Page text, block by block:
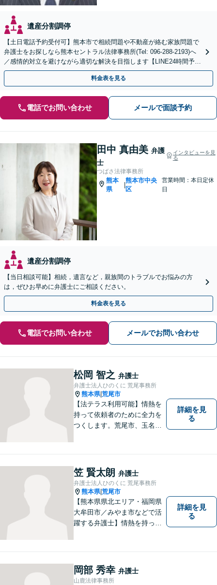
遺産分割調停
【土日電話予約受付可】熊本市で相続問題や不動産が絡む家族問題で
弁護士をお探しなら熊本セントラル法律事務所(Tel: 096-288-2193)へ
／感情的対立を避けながら適切な解決を目指します【LINE24時間予約
受付可】【休日・夜間相談可】
料金表を見る
電話でお問い合わせ メールで面談予約
田中 真由美 弁護
士
インタビューを見
る
つばさ法律事務所
熊本
県
|
熊本市中央
区
営業時間：本日定休
日
遺産分割調停
【当日相談可能】相続，遺言など，親族間のトラブルでお悩みの方
は，ぜひお早めに弁護士にご相談ください。
料金表を見る
電話でお問い合わせ メールでお問い合わせ
松岡 智之 弁護士
弁護士法人ひのくに 荒尾事務所
熊本県|荒尾市
【法テラス利用可能】情熱を
持って依頼者のために全力を
つくします。荒尾市、玉名郡
能。個人、企業どちらの案件
にも対応可能ですのでお気軽
にご相談ください。【幅広い
案件のご相談可能】
詳細を見
る
笠 賢太朗 弁護士
弁護士法人ひのくに 荒尾事務所
熊本県|荒尾市
【熊本県県北エリア・福岡県
大牟田市／みやま市などで活
躍する弁護士】情熱を持って
題に1つ1つ丁寧に取り組みま
す。離婚 、相続、交通事故、
企業法務など幅広いお困りご
詳細を見
る
岡部 秀幸 弁護士
山鹿法律事務所